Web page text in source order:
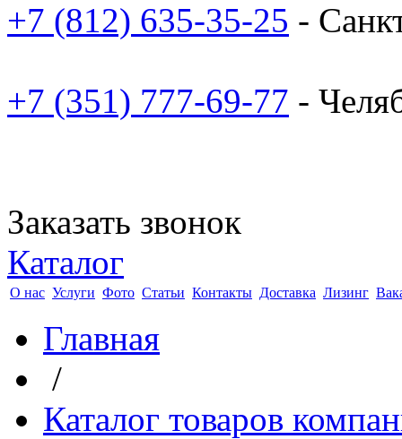
+7 (812) 635-35-25 -
+7 (351) 777-69-77 -
Заказать звонок
Каталог
О нас Услуги Фото Статьи Контакты Доставка Лизинг
Главная
/
Каталог товаров